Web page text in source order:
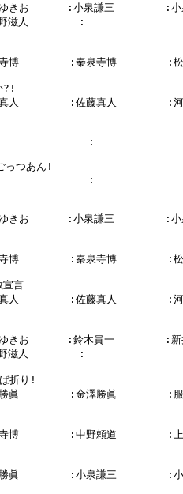
きお      :小泉謙三        :小
滋人        :
博        :秦泉寺博        :松
?!
人        :佐藤真人        :河
:
っつあん!
:
きお      :小泉謙三        :小
博        :秦泉寺博        :松
宣言
人        :佐藤真人        :河
きお      :鈴木貴一        :新
滋人        :
折り!
眞        :金澤勝眞        :服
博        :中野頼道        :上
眞        :小泉謙三        :小